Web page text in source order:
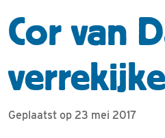
Cor van
Geplaatst op 23 mei 2017